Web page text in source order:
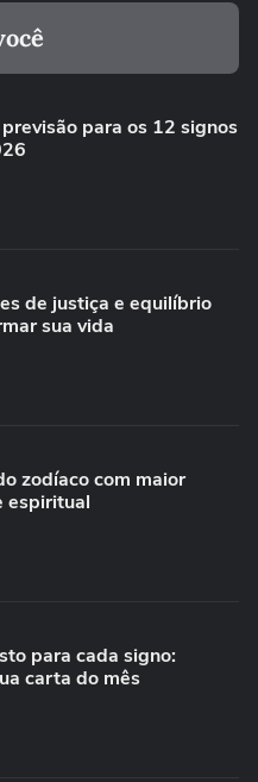
para os 12 signos
de justiça e equilíbrio
sua vida
zodíaco com maior
espiritual
para cada signo:
carta do mês